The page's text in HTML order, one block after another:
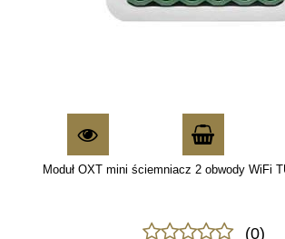
Moduł OXT mini ściemniacz 2 obwody WiFi
(0)